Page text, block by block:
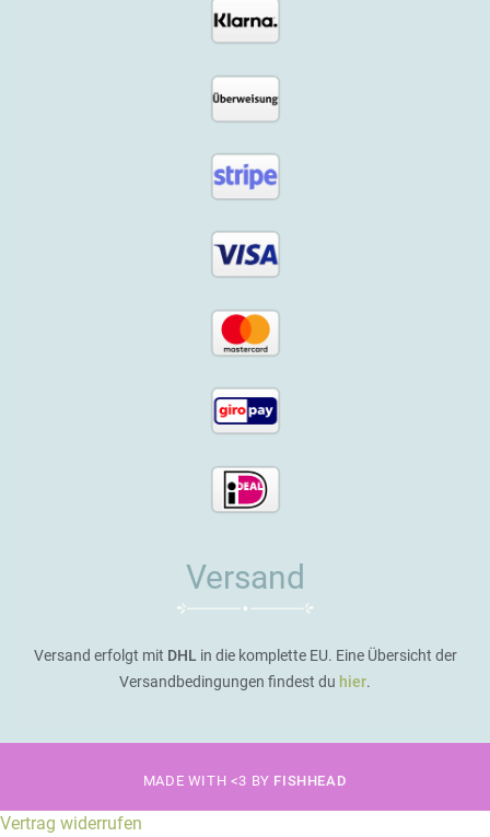
Versand
Versand erfolgt mit DHL in die komplette EU. Eine Übersicht der
Versandbedingungen findest du hier.
MADE WITH <3 BY FISHHEAD
Vertrag widerrufen